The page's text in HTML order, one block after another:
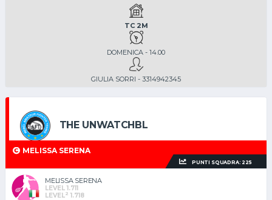
TC 2M
DOMENICA - 14.00
GIULIA SORRI - 3314942345
THE UNWATCHBL
MELISSA SERENA
PUNTI SQUADRA: 225
MELISSA SERENA
LEVEL 1.711
LEVEL2 1.718